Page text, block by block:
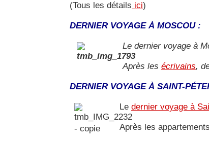
(Tous les détails ici)
DERNIER VOYAGE À MOSCOU :
Le dernier voyage à
Après les écrivains,
DERNIER VOYAGE À SAINT-
Le dernier voyage à
Après les appartements